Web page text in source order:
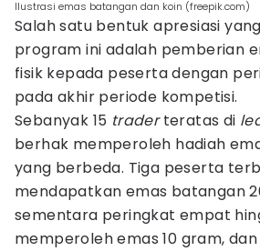
Ilustrasi emas batangan dan koin (freepik.com)
Salah satu bentuk apresiasi
program ini adalah pemberian
fisik kepada peserta dengan
pada akhir periode kompetisi.
Sebanyak 15 traderteratas di
berhak memperoleh hadiah
yang berbeda. Tiga peserta
mendapatkan emas batangan
sementara peringkat empat
memperoleh emas 10 gram,